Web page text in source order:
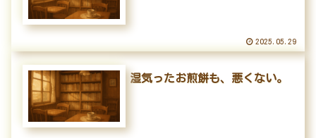
2025.05.29
湿気ったお煎餅も、悪くない。